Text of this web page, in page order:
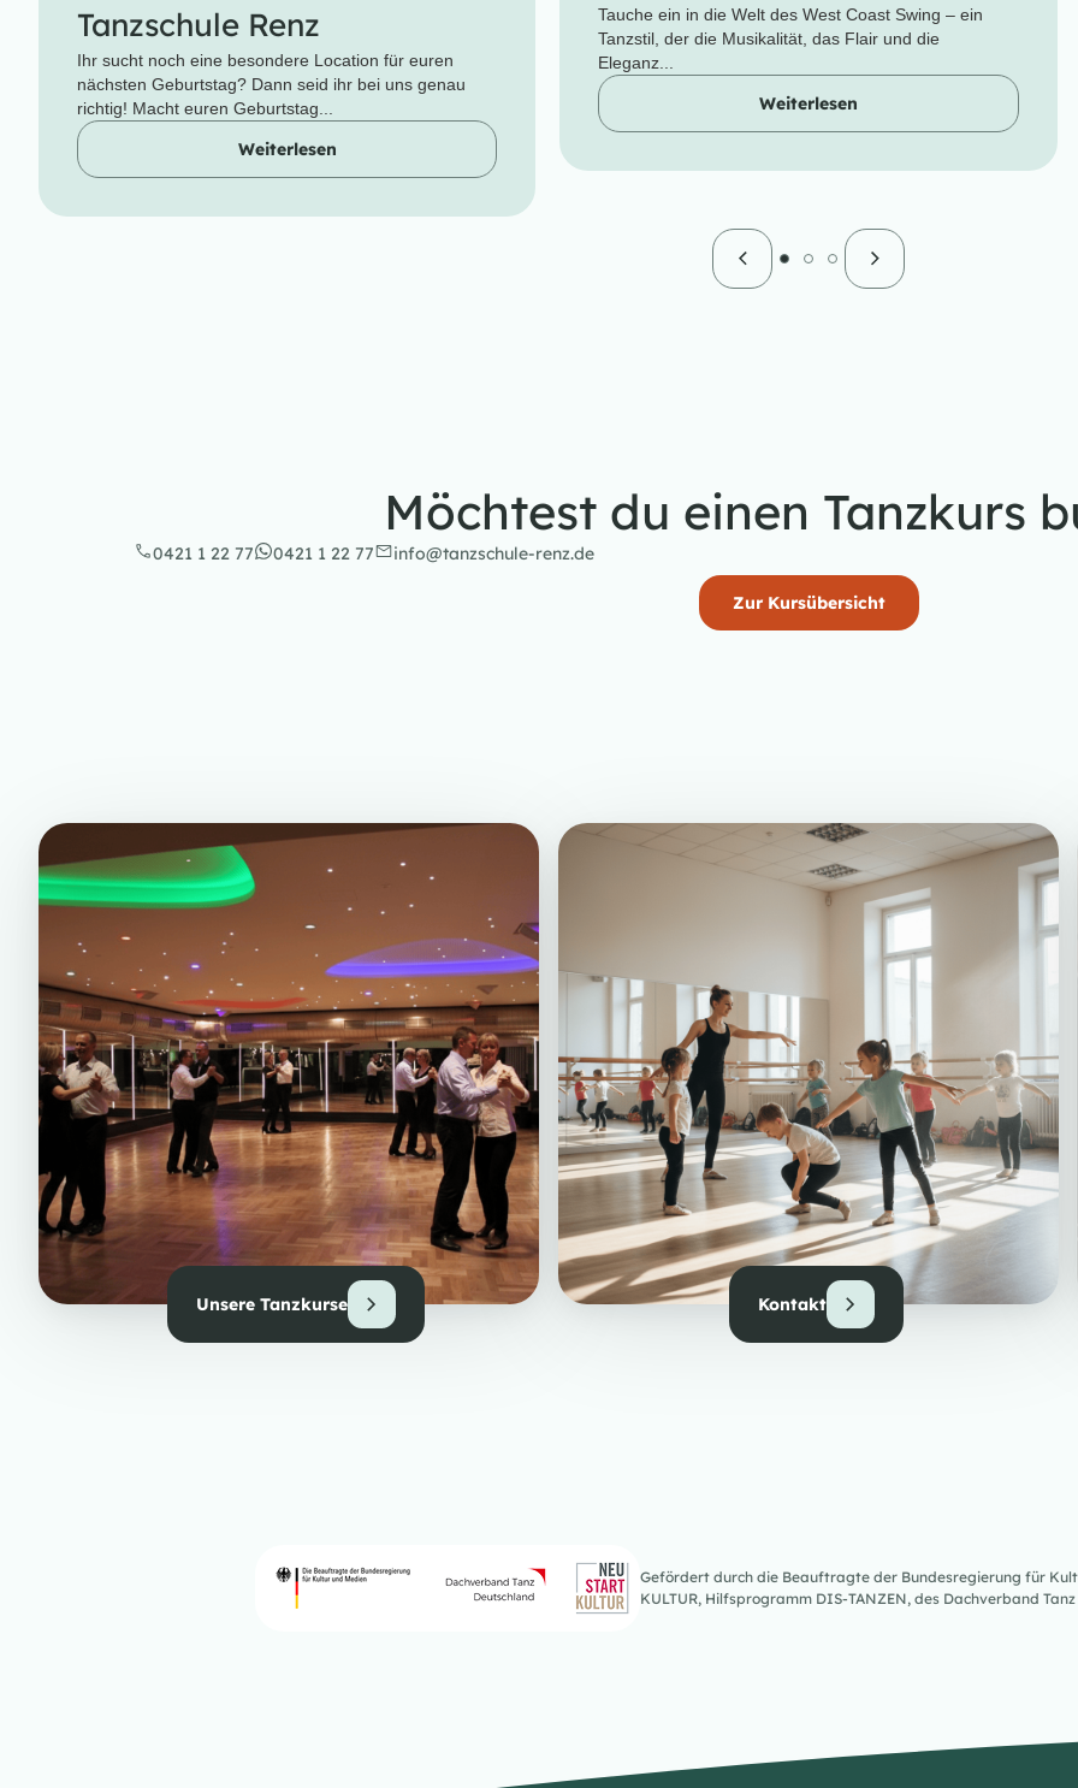
Tanzschule Renz
Ihr sucht noch eine besondere Location für euren
nächsten Geburtstag? Dann seid ihr bei uns genau
richtig! Macht euren Geburtstag...
Weiterlesen
Tauche ein in die Welt des West Coast Swing – ein
Tanzstil, der die Musikalität, das Flair und die
Eleganz...
Weiterlesen
Möchtest du einen Tanzkurs
0421 1 22 77 0421 1 22 77 info@tanzschule-renz.de
Zur Kursübersicht
Unsere Tanzkurse Kontakt
Gefördert durch die Beauftragte der Bundesregierung für
KULTUR, Hilfsprogramm DIS-TANZEN, des Dachverband